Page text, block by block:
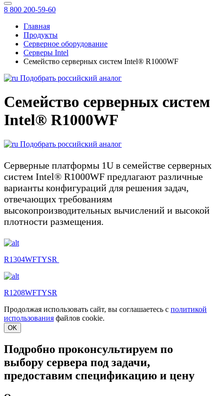
8 800 200-59-60
Главная
Продукты
Серверное оборудование
Серверы Intel
Семейство серверных систем Intel® R1000WF
Подобрать российский аналог
Семейство серверных систем
Intel® R1000WF
Подобрать российский аналог
Серверные платформы 1U в семействе серверных
систем Intel® R1000WF предлагают различные
варианты конфигураций для решения задач,
отвечающих требованиям
высокопроизводительных вычислений и высокой
плотности размещения.
R1304WFTYSR
R1208WFTYSR
Продолжая использовать сайт, вы соглашаетесь с политикой
использования файлов cookie.
OK
Подробно проконсультируем по
выбору сервера под задачи,
предоставим спецификацию и цену